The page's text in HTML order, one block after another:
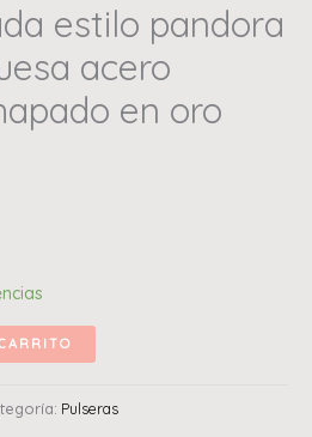
estilo pandora
acero
en oro
Pulseras